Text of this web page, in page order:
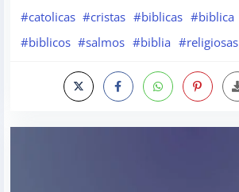
#catolicas #cristas #biblicas #biblica
#biblicos #salmos #biblia #religiosas